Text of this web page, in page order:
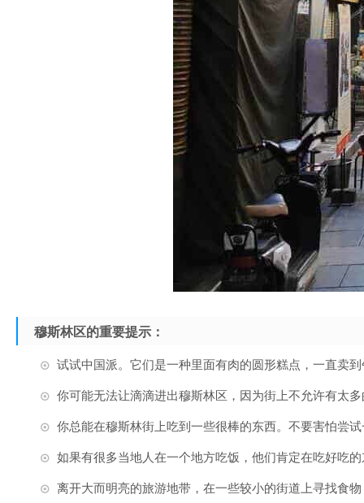
穆斯林区的重要提示：
试试中国派。它们是一种里面有肉的圆形糕点，一直卖
你可能无法让滴滴进出穆斯林区，因为街上不允许有太
你总能在穆斯林街上吃到一些很棒的东西。不要害怕尝
如果有很多当地人在一个地方吃饭，他们肯定在吃好吃
离开大而明亮的旅游地带，在一些较小的街道上寻找食物